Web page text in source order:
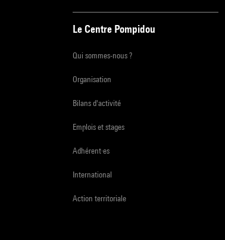
Le Centre Pompidou
Qui sommes-nous ?
Organisation
Bilans d'activité
Emplois et stages
Adhérent·es
International
Action territoriale